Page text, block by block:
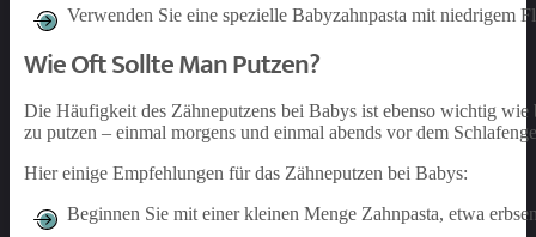
Verwenden Sie eine spezielle Babyzahnpasta mit niedrigem
Wie Oft Sollte Man Putzen?
Die Häufigkeit des Zähneputzens bei Babys ist ebenso wichtig
zu putzen – einmal morgens und einmal abends vor dem
Hier einige Empfehlungen für das Zähneputzen bei Babys:
Beginnen Sie mit einer kleinen Menge Zahnpasta, etwa